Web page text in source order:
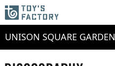
UNISON SQUARE GARDEN